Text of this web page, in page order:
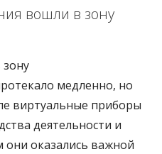
вошли в зону
медленно, но
виртуальные приборы
деятельности и
оказались важной